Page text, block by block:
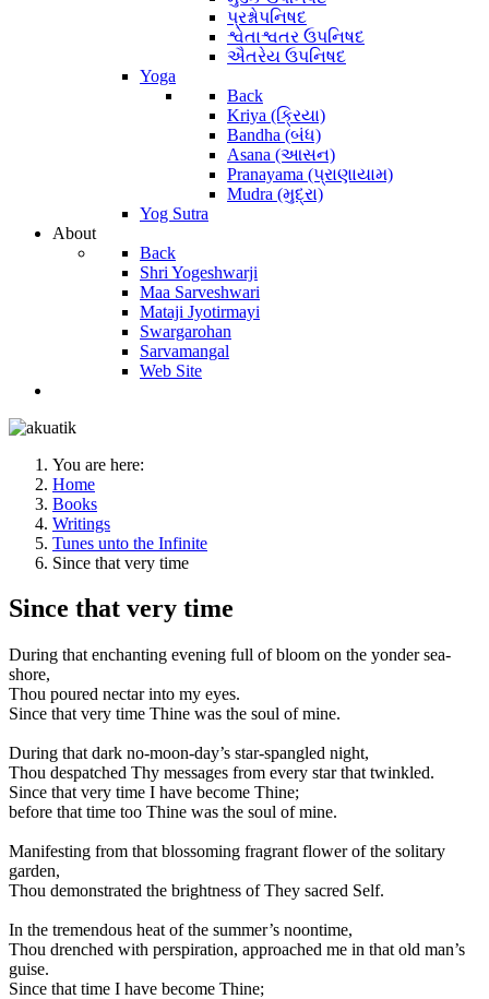
પ્રશ્નોપનિષદ
શ્વેતાશ્વતર ઉપનિષદ
ઐતરેય ઉપનિષદ
Yoga
Back
Kriya (ક્રિયા)
Bandha (બંધ)
Asana (આસન)
Pranayama (પ્રાણાયામ)
Mudra (મુદ્રા)
Yog Sutra
About
Back
Shri Yogeshwarji
Maa Sarveshwari
Mataji Jyotirmayi
Swargarohan
Sarvamangal
Web Site
You are here:
Home
Books
Writings
Tunes unto the Infinite
Since that very time
Since that very time
During that enchanting evening full of bloom on the yonder sea-
shore,
Thou poured nectar into my eyes.
Since that very time Thine was the soul of mine.
During that dark no-moon-day’s star-spangled night,
Thou despatched Thy messages from every star that twinkled.
Since that very time I have become Thine;
before that time too Thine was the soul of mine.
Manifesting from that blossoming fragrant flower of the solitary
garden,
Thou demonstrated the brightness of They sacred Self.
In the tremendous heat of the summer’s noontime,
Thou drenched with perspiration, approached me in that old man’s
guise.
Since that time I have become Thine;